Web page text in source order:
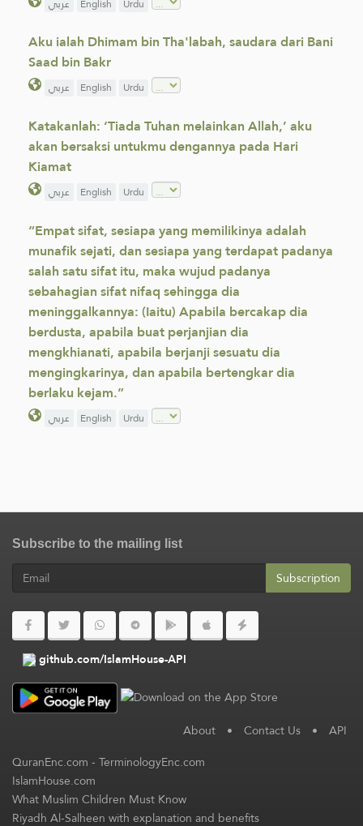
عربي English Urdu
Aku ialah Dhimam bin Tha'labah, saudara dari Bani
Saad bin Bakr
عربي English Urdu
Katakanlah: ‘Tiada Tuhan melainkan Allah,’ aku
akan bersaksi untukmu dengannya pada Hari
Kiamat
عربي English Urdu
“Empat sifat, sesiapa yang memilikinya adalah
munafik sejati, dan sesiapa yang terdapat padanya
salah satu sifat itu, maka wujud padanya
sebahagian sifat nifaq sehingga dia
meninggalkannya: (Iaitu) Apabila bercakap dia
berdusta, apabila buat perjanjian dia
mengkhianati, apabila berjanji sesuatu dia
mengingkarinya, dan apabila bertengkar dia
berlaku kejam.”
عربي English Urdu
Subscribe to the mailing list
Subscription
github.com/IslamHouse-API
About • Contact Us • API
QuranEnc.com-TerminologyEnc.com
IslamHouse.com
What Muslim Children Must Know
Riyadh Al-Salheen with explanation and benefits